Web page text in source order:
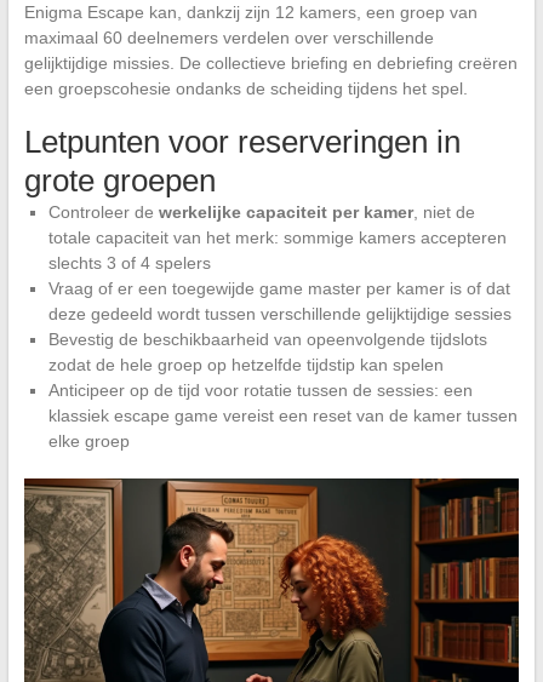
Enigma Escape kan, dankzij zijn 12 kamers, een groep van
maximaal 60 deelnemers verdelen over verschillende
gelijktijdige missies. De collectieve briefing en debriefing creëren
een groepscohesie ondanks de scheiding tijdens het spel.
Letpunten voor reserveringen in
grote groepen
Controleer de werkelijke capaciteit per kamer, niet de
totale capaciteit van het merk: sommige kamers accepteren
slechts 3 of 4 spelers
Vraag of er een toegewijde game master per kamer is of dat
deze gedeeld wordt tussen verschillende gelijktijdige sessies
Bevestig de beschikbaarheid van opeenvolgende tijdslots
zodat de hele groep op hetzelfde tijdstip kan spelen
Anticipeer op de tijd voor rotatie tussen de sessies: een
klassiek escape game vereist een reset van de kamer tussen
elke groep